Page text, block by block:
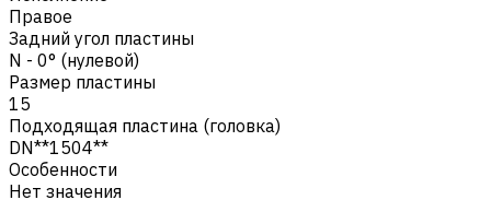
Правое
Задний угол пластины
N - 0° (нулевой)
Размер пластины
15
Подходящая пластина (головка)
DN**1504**
Особенности
Нет значения